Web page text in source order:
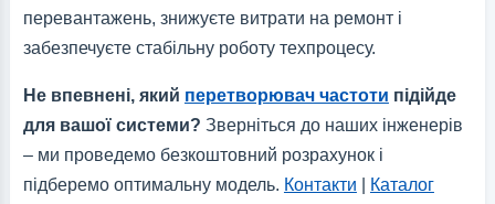
перевантажень, знижуєте витрати на ремонт і
забезпечуєте стабільну роботу техпроцесу.
Не впевнені, який перетворювач частоти підійде
для вашої системи? Зверніться до наших інженерів
– ми проведемо безкоштовний розрахунок і
підберемо оптимальну модель. Контакти
Каталог